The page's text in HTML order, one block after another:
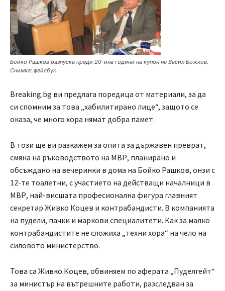
Бойко Рашков разпуска преди 20-ина години на купон на Васил Божков.
Снимка: фейсбук
Breaking.bg ви предлага поредица от материали, за да
си спомним за това „хабилитирано лице“, защото се
оказа, че много хора нямат добра памет.
В този ще ви разкажем за опита за държавен преврат,
смяна на ръководството на МВР, планирано и
обсъждано на вечеринки в дома на Бойко Рашков, онзи с
12-те тоалетни, с участието на действащи началници в
МВР, най-висшата професионална фигура главният
секретар Живко Коцев и контрабандисти. В компанията
на пудели, пачки и маркови специалитети. Как за малко
контрабандистите не сложиха „техни хора“ на чело на
силовото министерство.
Това са Живко Коцев, обвиняем по аферата „Пуделгейт“
за министър на вътрешните работи, разследван за